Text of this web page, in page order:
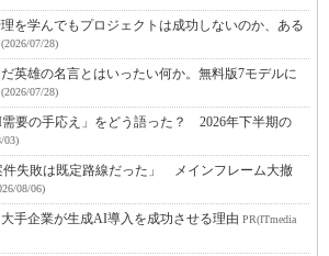
を学んでもプロジェクトは成功しないのか、ある
(2026/07/28)
英雄の名言とはいったい何か。無料版7モデルに
(2026/07/28)
要の手応え」をどう語った？ 2026年下半期の
03)
件失敗は既定路線だった」 メインフレーム大撤
08/06)
手企業が生成AI導入を成功させる理由 PR(ITmedia